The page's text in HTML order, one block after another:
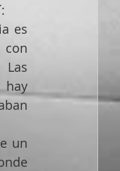
es
Las
hay
un